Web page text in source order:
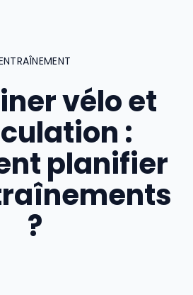
vélo et
:
planifier
?